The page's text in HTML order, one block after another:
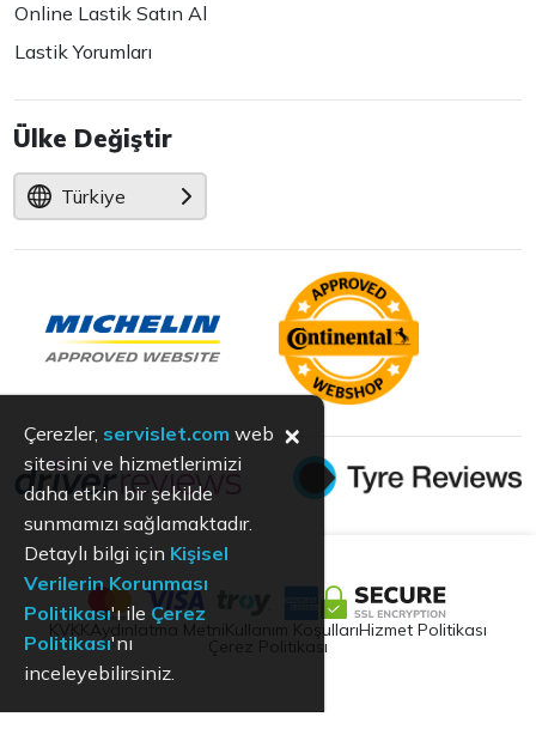
Online Lastik Satın Al
Lastik Yorumları
Ülke Değiştir
Türkiye
Aydınlatma Metni Kullanım KoşullarıHizmet Politikası
Çerez Politikası
Çerezler, servislet.com web
sitesini ve hizmetlerimizi
daha etkin bir şekilde
sunmamızı sağlamaktadır.
Detaylı bilgi için Kişisel
Verilerin Korunması
Politikası'ı ile Çerez
Politikası'nı
inceleyebilirsiniz.
×